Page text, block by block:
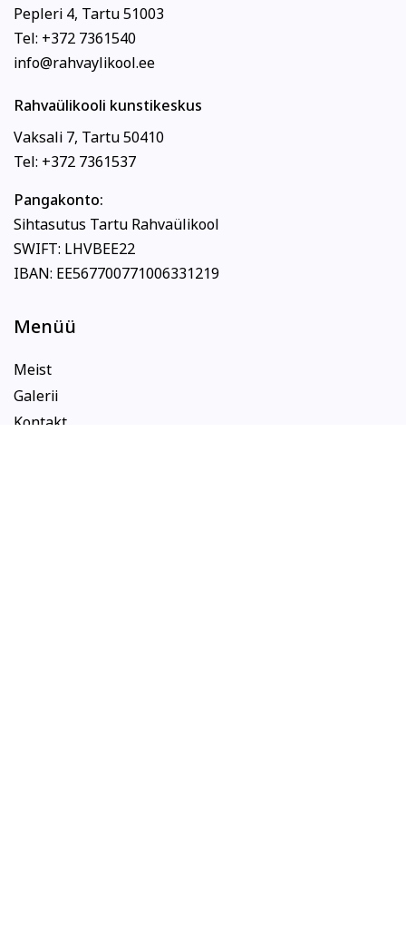
Pepleri 4, Tartu 51003
Tel: +372 7361540
info@rahvaylikool.ee
Rahvaülikooli kunstikeskus
Vaksali 7, Tartu 50410
Tel: +372 7361537
Pangakonto:
Sihtasutus Tartu Rahvaülikool
SWIFT: LHVBEE22
IBAN: EE567700771006331219
Menüü
Meist
Galerii
Kontakt